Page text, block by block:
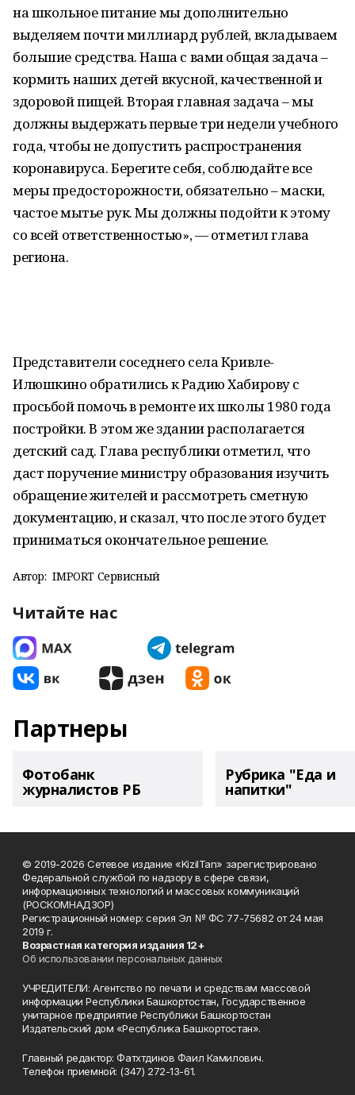
на школьное питание мы дополнительно
выделяем почти миллиард рублей, вкладываем
большие средства. Наша с вами общая задача –
кормить наших детей вкусной, качественной и
здоровой пищей. Вторая главная задача – мы
должны выдержать первые три недели учебного
года, чтобы не допустить распространения
коронавируса. Берегите себя, соблюдайте все
меры предосторожности, обязательно – маски,
частое мытье рук. Мы должны подойти к этому
со всей ответственностью», — отметил глава
региона.
Представители соседнего села Кривле-
Илюшкино обратились к Радию Хабирову с
просьбой помочь в ремонте их школы 1980 года
постройки. В этом же здании располагается
детский сад. Глава республики отметил, что
даст поручение министру образования изучить
обращение жителей и рассмотреть сметную
документацию, и сказал, что после этого будет
приниматься окончательное решение.
Автор: IMPORT Сервисный
Читайте нас
Партнеры
Фотобанк
журналистов РБ
Рубрика "Еда и
напитки"
© 2019-2026 Сетевое издание «KizilTan» зарегистрировано
Федеральной службой по надзору в сфере связи,
информационных технологий и массовых коммуникаций
(РОСКОМНАДЗОР)
Регистрационный номер: серия Эл № ФС 77-75682 от 24 мая
2019 г.
Возрастная категория издания 12+
Об использовании персональных данных
УЧРЕДИТЕЛИ: Агентство по печати и средствам массовой
информации Республики Башкортостан, Государственное
унитарное предприятие Республики Башкортостан
Издательский дом «Республика Башкортостан».
Главный редактор: Фатхтдинов Фаил Камилович.
Телефон приемной: (347) 272-13-61.